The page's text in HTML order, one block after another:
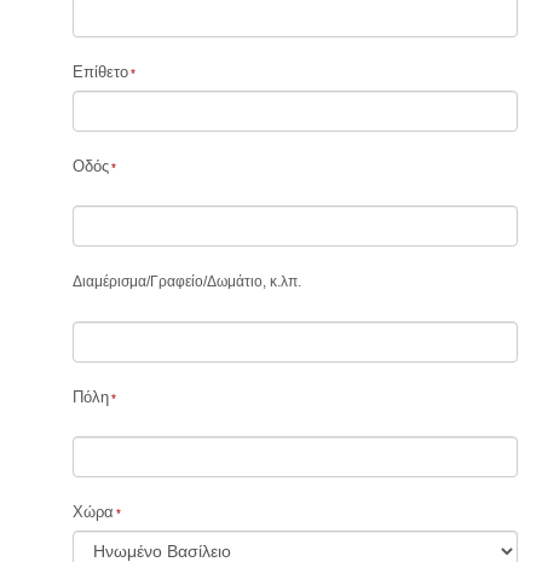
Επίθετο
Οδός
Διαμέρισμα/Γραφείο/Δωμάτιο, κ.λπ.
Πόλη
Χώρα